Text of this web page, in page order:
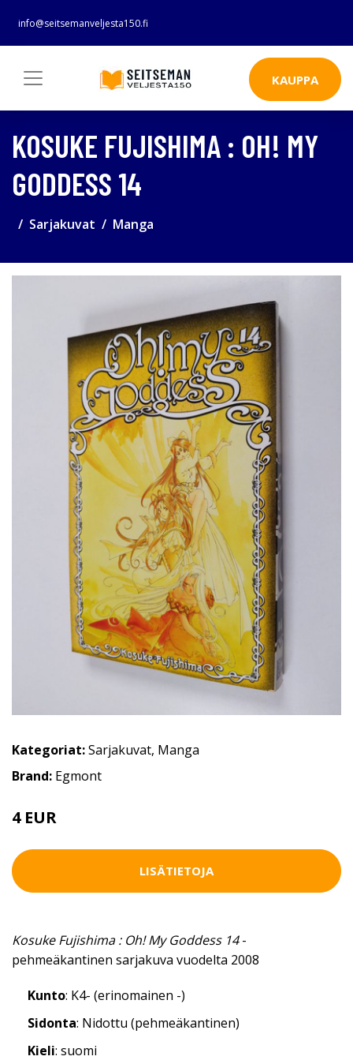
info@seitsemanveljesta150.fi
KAUPPA
KOSUKE FUJISHIMA : OH! MY
GODDESS 14
Sarjakuvat Manga
Kategoriat:Sarjakuvat, Manga
Brand: Egmont
4 EUR
LISÄTIETOJA
Kosuke Fujishima : Oh! My Goddess 14-
pehmeäkantinen sarjakuva vuodelta 2008
Kunto: K4- (erinomainen -)
Sidonta: Nidottu (pehmeäkantinen)
Kieli: suomi